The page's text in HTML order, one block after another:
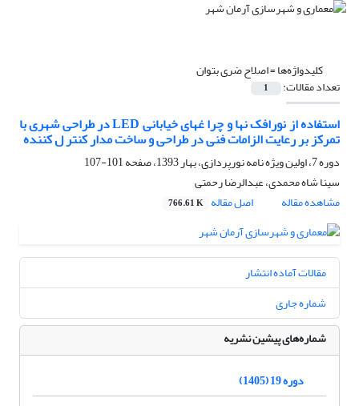
کلیدواژه‌ها =اصلاح ضری بتوان
تعداد مقالات: 1
استفاده از نورافک نها و چرا غهای خیابانی LED در طراحی شهری با
تمرکز بر رعایت الزامات فنی در طراحی و ساخت مدار کنتر ل کننده
دوره 7، اولین ویژه نامه نورپردازی، بهار 1393، صفحه
101-107
سینا شاه محمدی، عبدالرضا رحمتی
مشاهده مقاله
اصل مقاله 766.61 K
مقالات آماده انتشار
شماره جاری
شماره‌های پیشین نشریه
دوره 19 (1405)